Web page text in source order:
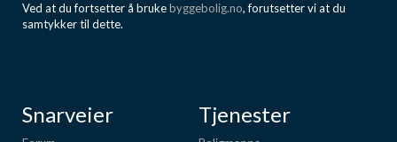
Ved at du fortsetter å brukebyggebolig.no, forutsetter vi at du
samtykker til dette.
Snarveier Tjenester